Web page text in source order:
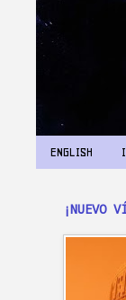
ENGLISH
¡NUEVO